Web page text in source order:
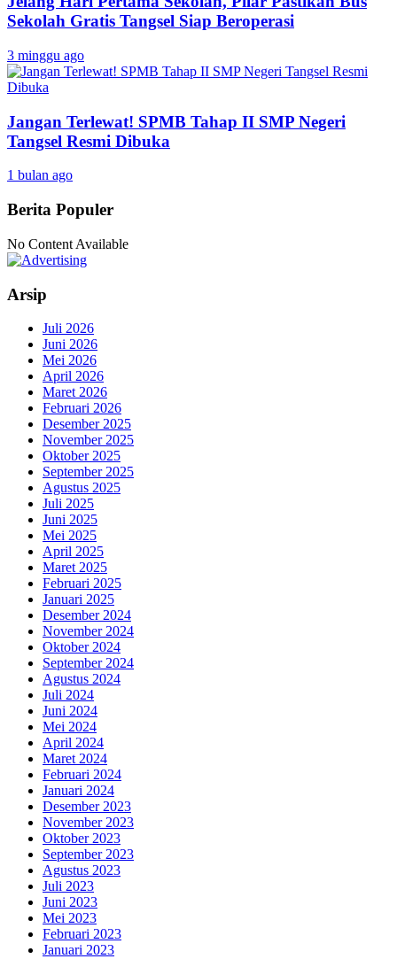
Sekolah Gratis Tangsel Siap Beroperasi
3 minggu ago
Jangan Terlewat! SPMB Tahap II SMP Negeri
Tangsel Resmi Dibuka
1 bulan ago
Berita Populer
No Content Available
Arsip
Juli 2026
Juni 2026
Mei 2026
April 2026
Maret 2026
Februari 2026
Desember 2025
November 2025
Oktober 2025
September 2025
Agustus 2025
Juli 2025
Juni 2025
Mei 2025
April 2025
Maret 2025
Februari 2025
Januari 2025
Desember 2024
November 2024
Oktober 2024
September 2024
Agustus 2024
Juli 2024
Juni 2024
Mei 2024
April 2024
Maret 2024
Februari 2024
Januari 2024
Desember 2023
November 2023
Oktober 2023
September 2023
Agustus 2023
Juli 2023
Juni 2023
Mei 2023
Februari 2023
Januari 2023